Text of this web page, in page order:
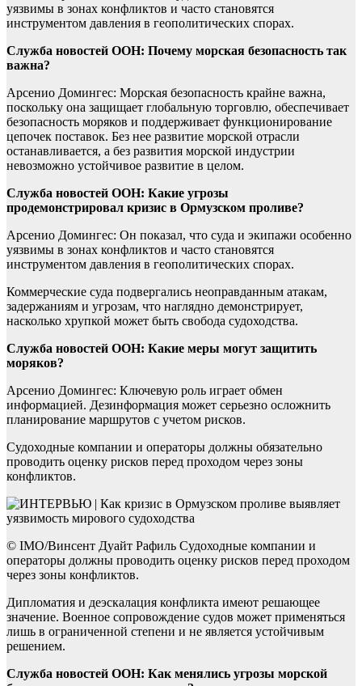
уязвимы в зонах конфликтов и часто становятся
инструментом давления в геополитических спорах.
Служба новостей ООН: Почему морская безопасность так
важна?
Арсенио Домингес: Морская безопасность крайне важна,
поскольку она защищает глобальную торговлю, обеспечивает
безопасность моряков и поддерживает функционирование
цепочек поставок. Без нее развитие морской отрасли
останавливается, а без развития морской индустрии
невозможно устойчивое развитие в целом.
Служба новостей ООН: Какие угрозы
продемонстрировал кризис в Ормузском проливе?
Арсенио Домингес: Он показал, что суда и экипажи особенно
уязвимы в зонах конфликтов и часто становятся
инструментом давления в геополитических спорах.
Коммерческие суда подвергались неоправданным атакам,
задержаниям и угрозам, что наглядно демонстрирует,
насколько хрупкой может быть свобода судоходства.
Служба новостей ООН: Какие меры могут защитить
моряков?
Арсенио Домингес: Ключевую роль играет обмен
информацией. Дезинформация может серьезно осложнить
планирование маршрутов с учетом рисков.
Судоходные компании и операторы должны обязательно
проводить оценку рисков перед проходом через зоны
конфликтов.
© IMO/Винсент Дуайт Рафиль Судоходные компании и
операторы должны проводить оценку рисков перед проходом
через зоны конфликтов.
Дипломатия и деэскалация конфликта имеют решающее
значение. Военное сопровождение судов может применяться
лишь в ограниченной степени и не является устойчивым
решением.
Служба новостей ООН: Как менялись угрозы морской